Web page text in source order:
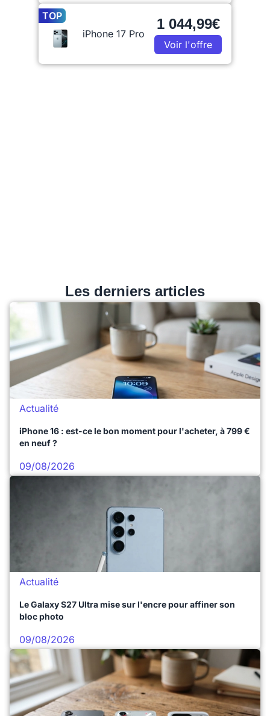
TOP
iPhone 17 Pro
1 044,99€
Voir l'offre
Les derniers articles
Actualité
iPhone 16 : est-ce le bon moment pour l'acheter, à 799 €
en neuf ?
09/08/2026
Actualité
Le Galaxy S27 Ultra mise sur l'encre pour affiner son
bloc photo
09/08/2026